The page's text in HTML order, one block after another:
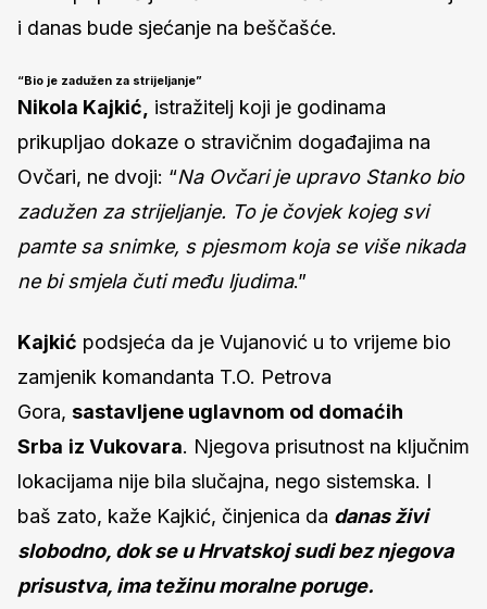
i danas bude sjećanje na beščašće.
“Bio je zadužen za strijeljanje”
Nikola Kajkić,
istražitelj koji je godinama
prikupljao dokaze o stravičnim događajima na
Ovčari, ne dvoji: “Na Ovčari je upravo Stanko bio
zadužen za strijeljanje. To je čovjek kojeg svi
pamte sa snimke, s pjesmom koja se više nikada
ne bi smjela čuti među ljudima.”
Kajkić podsjeća da je Vujanović u to vrijeme bio
zamjenik komandanta T.O. Petrova
Gora, sastavljene uglavnom od domaćih
Srba iz Vukovara. Njegova prisutnost na ključnim
lokacijama nije bila slučajna, nego sistemska. I
baš zato, kaže Kajkić, činjenica da danas živi
slobodno, dok se u Hrvatskoj sudi bez njegova
prisustva, ima težinu moralne poruge.